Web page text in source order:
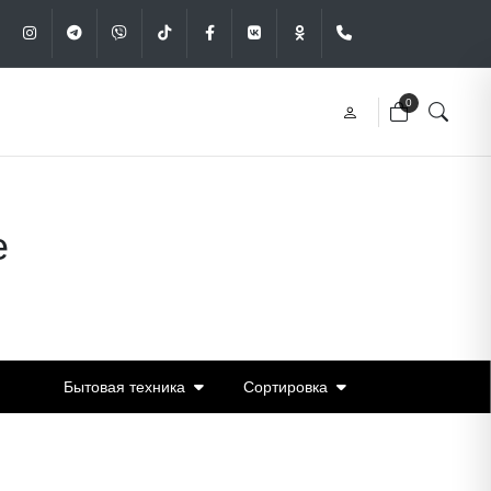
InstagramTelegram
Viber Tik-Tok Facebook
VK OK
0
Бытовая техника Сортировка